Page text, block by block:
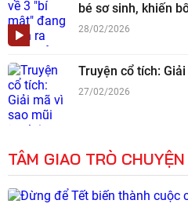
bé sơ sinh, khiến
28/02/2026
Truyện cổ tích:
27/02/2026
TÂM GIAO TRÒ CHUYỆN